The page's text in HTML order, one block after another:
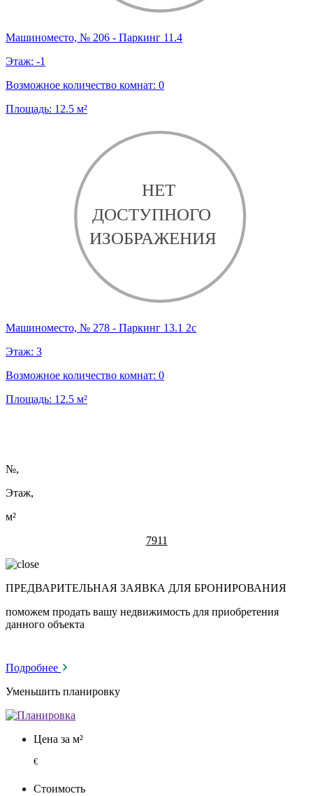
Машиноместо, № 206 - Паркинг 11.4
Этаж: -1
Возможное количество комнат: 0
Площадь: 12.5 м²
Машиноместо, № 278 - Паркинг 13.1 2с
Этаж: 3
Возможное количество комнат: 0
Площадь: 12.5 м²
№,
Этаж,
м²
7911
ПРЕДВАРИТЕЛЬНАЯ ЗАЯВКА ДЛЯ БРОНИРОВАНИЯ
поможем продать вашу недвижимость для приобретения
данного объекта
Подробнее
Уменьшить планировку
Цена за м²
€
Стоимость